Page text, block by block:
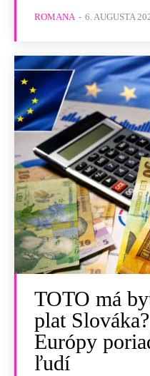
ROMANA - 6. AUGUSTA
TOTO má
plat
Európy
ľudí